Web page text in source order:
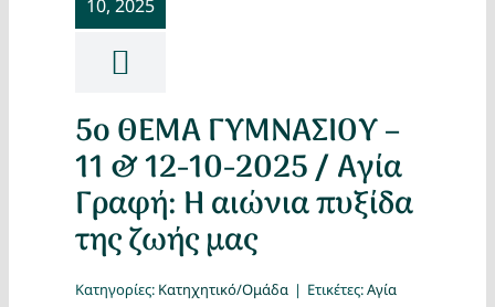
10, 2025
5ο ΘΕΜΑ ΓΥΜΝΑΣΙΟΥ –
11 & 12-10-2025 / Αγία
Γραφή: Η αιώνια πυξίδα
της ζωής μας
Κατηγορίες: Κατηχητικό/Ομάδα | Ετικέτες:Αγία